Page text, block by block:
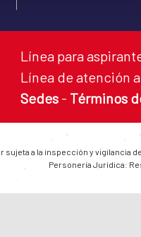
Línea para
Línea de atención a
Sedes - Términos
a la inspección y vigilancia
Personería Jurídica: